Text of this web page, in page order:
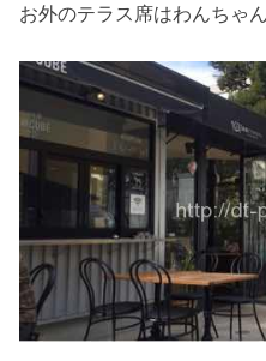
お外のテラス席はわんちゃ